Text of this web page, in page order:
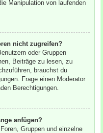
Manipulation von laufenden
nicht zugreifen?
oder Gruppen
Beiträge zu lesen, zu
brauchst du
Frage einen Moderator
Berechtigungen.
anfügen?
Gruppen und einzelne